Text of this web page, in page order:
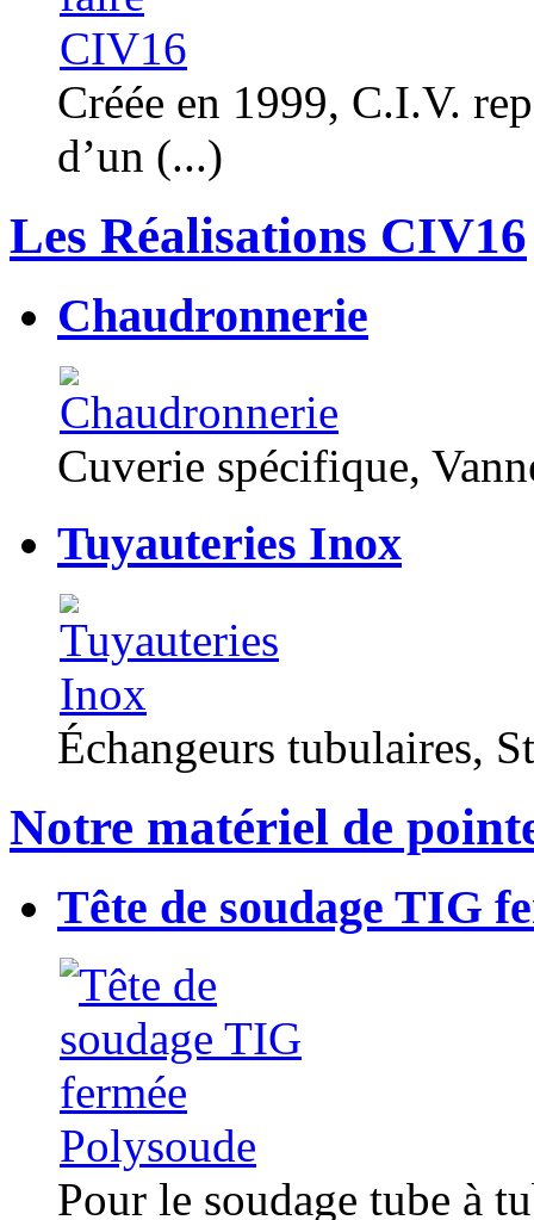
Créée en 1999, C.I.V.
d’un (...)
Les Réalisations CIV16
Chaudronnerie
Cuverie spécifique,
Tuyauteries Inox
Échangeurs tubulaires,
Notre matériel de
Tête de soudage TIG
Pour le soudage tube à